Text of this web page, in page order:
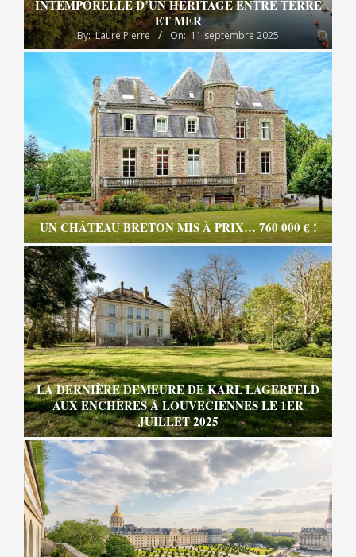
INTEMPORELLE D’UN HÉRITAGE ENTRE TERRE
ET MER
By: Laure Pierre On: 11 septembre 2025
UN CHÂTEAU BRETON MIS À PRIX… 760 000 € !
LA DERNIÈRE DEMEURE DE KARL LAGERFELD
AUX ENCHÈRES À LOUVECIENNES LE 1ER
JUILLET 2025